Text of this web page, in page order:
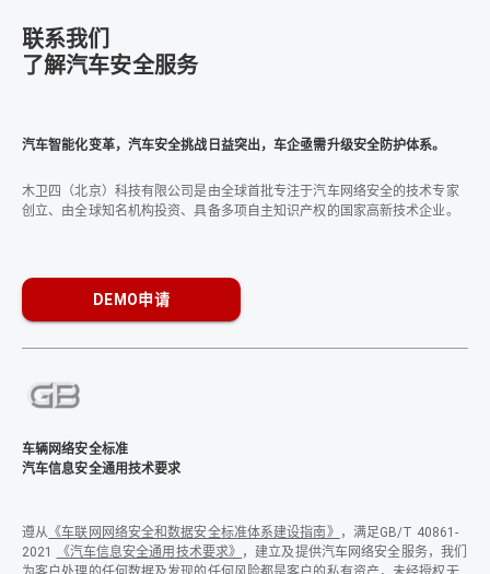
联系我们
了解汽车安全服务
汽车智能化变革，汽车安全挑战日益突出，车企亟需升级安全防护体系。
木卫四（北京）科技有限公司是由全球首批专注于汽车网络安全的技术专家
创立、由全球知名机构投资、具备多项自主知识产权的国家高新技术企业。
DEMO申请
车辆网络安全标准
汽车信息安全通用技术要求
遵从 《车联网网络安全和数据安全标准体系建设指南》 ，满足GB/T 40861-
2021
《汽车信息安全通用技术要求》 ，建立及提供汽车网络安全服务，我们